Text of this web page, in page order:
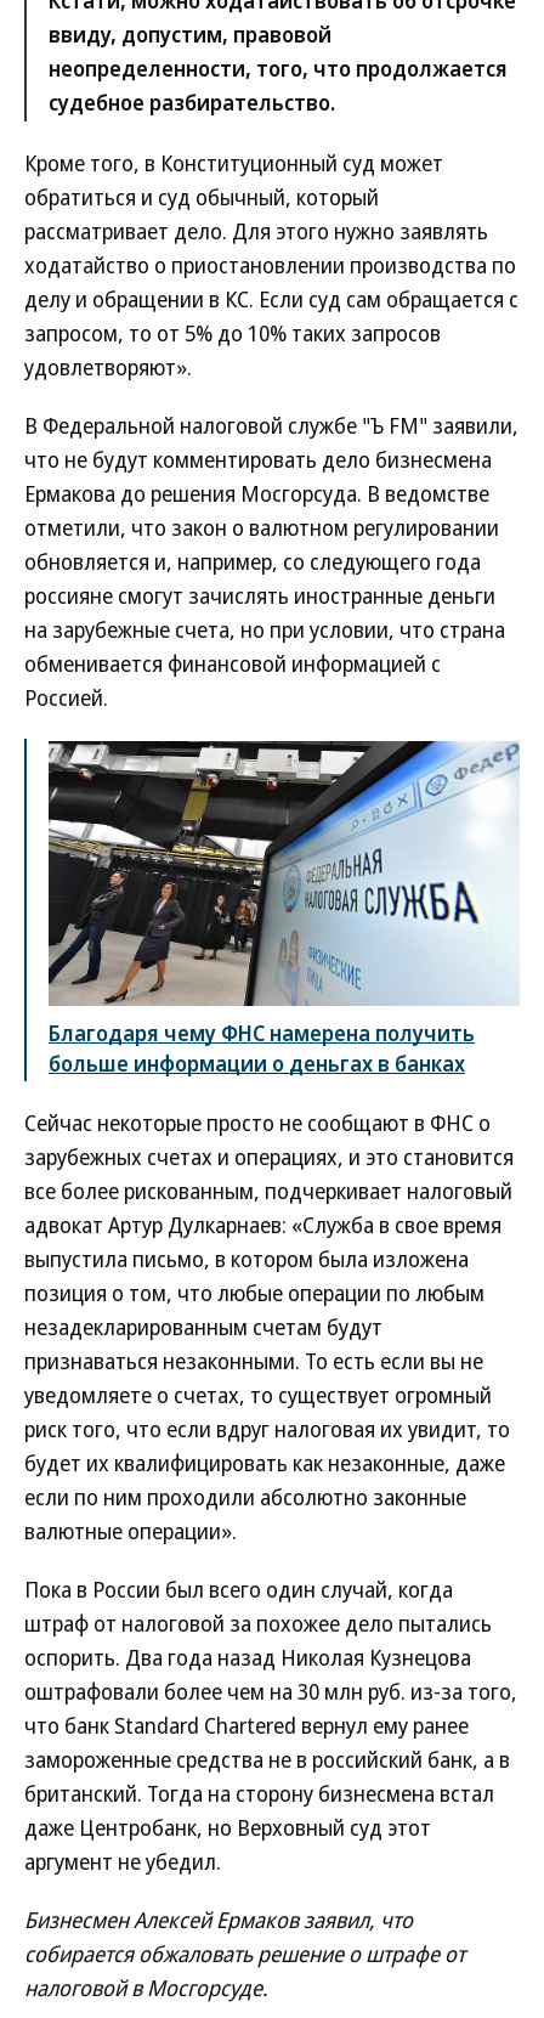
ввиду, допустим, правовой
неопределенности, того, что продолжается
судебное разбирательство.
Кроме того, в Конституционный суд может
обратиться и суд обычный, который
рассматривает дело. Для этого нужно заявлять
ходатайство о приостановлении производства по
делу и обращении в КС. Если суд сам обращается с
запросом, то от 5% до 10% таких запросов
удовлетворяют».
В Федеральной налоговой службе "Ъ FM" заявили,
что не будут комментировать дело бизнесмена
Ермакова до решения Мосгорсуда. В ведомстве
отметили, что закон о валютном регулировании
обновляется и, например, со следующего года
россияне смогут зачислять иностранные деньги
на зарубежные счета, но при условии, что страна
обменивается финансовой информацией с
Россией.
Благодаря чему ФНС намерена получить
больше информации о деньгах в банках
Сейчас некоторые просто не сообщают в ФНС о
зарубежных счетах и операциях, и это становится
все более рискованным, подчеркивает налоговый
адвокат Артур Дулкарнаев: «Служба в свое время
выпустила письмо, в котором была изложена
позиция о том, что любые операции по любым
незадекларированным счетам будут
признаваться незаконными. То есть если вы не
уведомляете о счетах, то существует огромный
риск того, что если вдруг налоговая их увидит, то
будет их квалифицировать как незаконные, даже
если по ним проходили абсолютно законные
валютные операции».
Пока в России был всего один случай, когда
штраф от налоговой за похожее дело пытались
оспорить. Два года назад Николая Кузнецова
оштрафовали более чем на 30 млн руб. из-за того,
что банк Standard Chartered вернул ему ранее
замороженные средства не в российский банк, а в
британский. Тогда на сторону бизнесмена встал
даже Центробанк, но Верховный суд этот
аргумент не убедил.
Бизнесмен Алексей Ермаков заявил, что
собирается обжаловать решение о штрафе от
налоговой в Мосгорсуде.